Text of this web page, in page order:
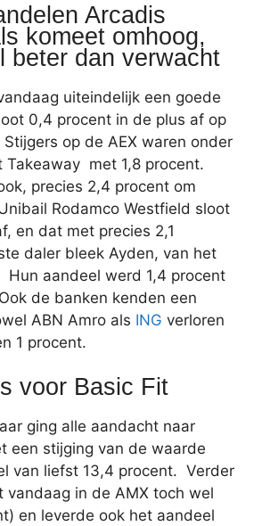
Arcadis
komeet omhoog,
beter dan verwacht
uiteindelijk een goede
0,4 procent in de plus af op
op de AEX waren onder
Takeaway met 1,8 procent.
precies 2,4 procent om
Rodamco Westfield sloot
en dat met precies 2,1
daler bleek Ayden, van het
aandeel werd 1,4 procent
de banken kenden een
ABN Amro als ING verloren
1 procent.
voor Basic Fit
ging alle aandacht naar
een stijging van de waarde
van liefst 13,4 procent. Verder
vandaag in de AMX toch wel
en leverde ook het aandeel